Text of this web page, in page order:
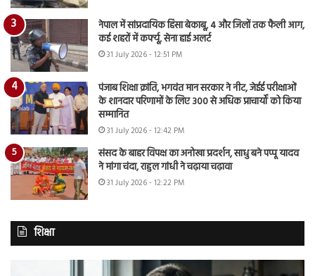
नेपाल में सांप्रदायिक हिंसा बेकाबू, 4 और जिलों तक फैली आग,
कई शहरों में कर्फ्यू, सेना हाई अलर्ट
31 July 2026 - 12:51 PM
पंजाब शिक्षा क्रांति, भगवंत मान सरकार ने नीट, जेईई परीक्षाओं
के शानदार परिणामों के लिए 300 से अधिक प्राचार्यों को किया
सम्मानित
31 July 2026 - 12:42 PM
संसद के बाहर विपक्ष का अनोखा प्रदर्शन, साधु बने पप्पू यादव
ने मांगा चंदा, राहुल गांधी ने चढ़ाया चढ़ावा
31 July 2026 - 12:22 PM
शिक्षा